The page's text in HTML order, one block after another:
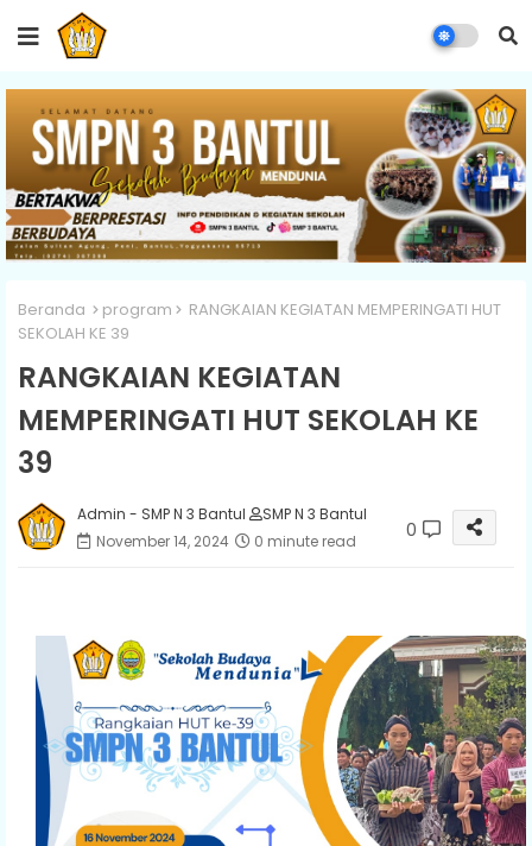
Beranda program
RANGKAIAN KEGIATAN MEMPERINGATI HUT
SEKOLAH KE 39
RANGKAIAN KEGIATAN
MEMPERINGATI HUT SEKOLAH KE
39
Admin - SMP N 3 Bantul
SMP N 3 Bantul
November 14, 2024
0 minute read 0